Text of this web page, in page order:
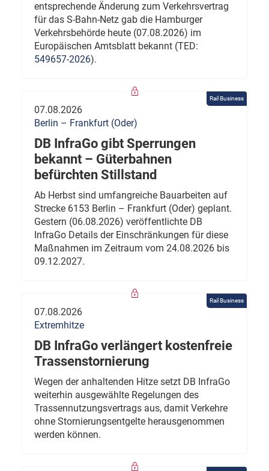
entsprechende Änderung zum Verkehrsvertrag
für das S-Bahn-Netz gab die Hamburger
Verkehrsbehörde heute (07.08.2026) im
Europäischen Amtsblatt bekannt (TED:
549657-2026).
Rail Business
07.08.2026
Berlin – Frankfurt (Oder)
DB InfraGo gibt Sperrungen
bekannt – Güterbahnen
befürchten Stillstand
Ab Herbst sind umfangreiche Bauarbeiten auf
Strecke 6153 Berlin – Frankfurt (Oder) geplant.
Gestern (06.08.2026) veröffentlichte DB
InfraGo Details der Einschränkungen für diese
Maßnahmen im Zeitraum vom 24.08.2026 bis
09.12.2027.
Rail Business
07.08.2026
Extremhitze
DB InfraGo verlängert kostenfreie
Trassenstornierung
Wegen der anhaltenden Hitze setzt DB InfraGo
weiterhin ausgewählte Regelungen des
Trassennutzungsvertrags aus, damit Verkehre
ohne Stornierungsentgelte herausgenommen
werden können.